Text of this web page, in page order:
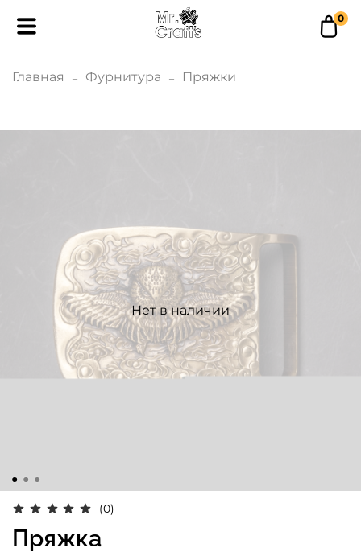
0
Главная Фурнитура Пряжки
Нет в наличии
(0)
Пряжка